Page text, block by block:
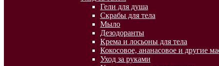
Гели для душа
Скрабы для тела
Мыло
Дезодоранты
Крема и лосьоны для тела
Кокосовое, ананасовое и другие
Уход за руками